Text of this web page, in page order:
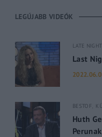
LEGÚJABB VIDEÓK
LATE
Last
BESTOF
Huth